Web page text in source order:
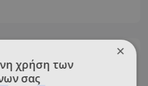
×
χρήση των
σας